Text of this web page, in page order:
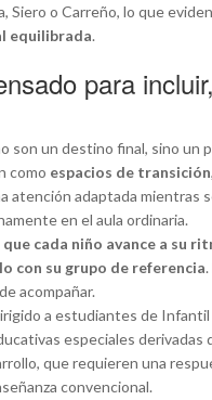
Siero o Carreño, lo que
equilibrada.
para
son un destino final, sino un
como espacios de transición
atención adaptada mientras
en el aula ordinaria.
que cada niño avance a su
con su grupo de referencia
acompañar.
a estudiantes de Infantil
especiales derivadas
que requieren una
convencional.